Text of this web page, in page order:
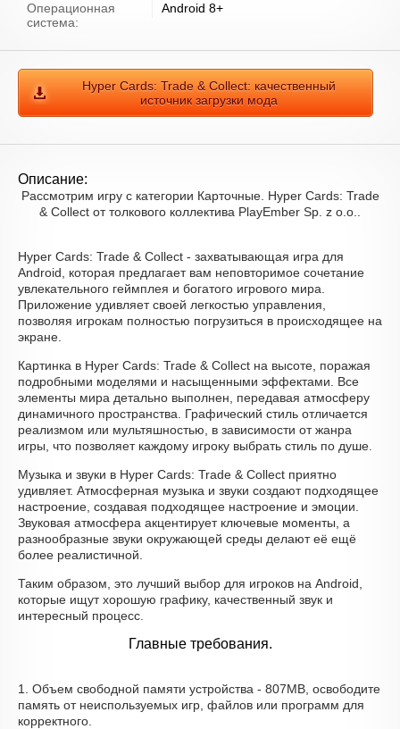
Операционная
система:
Android 8+
Hyper Cards: Trade & Collect: качественный
источник загрузки мода
Описание:
Рассмотрим игру с категории Карточные. Hyper Cards: Trade
& Collect от толкового коллектива PlayEmber Sp. z o.o..
Hyper Cards: Trade & Collect - захватывающая игра для
Android, которая предлагает вам неповторимое сочетание
увлекательного геймплея и богатого игрового мира.
Приложение удивляет своей легкостью управления,
позволяя игрокам полностью погрузиться в происходящее на
экране.
Картинка в Hyper Cards: Trade & Collect на высоте, поражая
подробными моделями и насыщенными эффектами. Все
элементы мира детально выполнен, передавая атмосферу
динамичного пространства. Графический стиль отличается
реализмом или мультяшностью, в зависимости от жанра
игры, что позволяет каждому игроку выбрать стиль по душе.
Музыка и звуки в Hyper Cards: Trade & Collect приятно
удивляет. Атмосферная музыка и звуки создают подходящее
настроение, создавая подходящее настроение и эмоции.
Звуковая атмосфера акцентирует ключевые моменты, а
разнообразные звуки окружающей среды делают её ещё
более реалистичной.
Таким образом, это лучший выбор для игроков на Android,
которые ищут хорошую графику, качественный звук и
интересный процесс.
Главные требования.
1. Объем свободной памяти устройства - 807MB, освободите
память от неиспользуемых игр, файлов или программ для
корректного.